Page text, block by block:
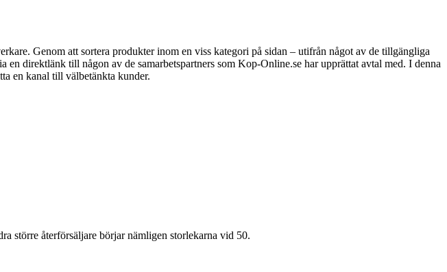
Genom att sortera produkter inom en viss kategori på sidan – utifrån något av de tillgängliga
direktlänk till någon av de samarbetspartners som Kop-Online.se har upprättat avtal med. I denna
en kanal till välbetänkta kunder.
större återförsäljare börjar nämligen storlekarna vid 50.